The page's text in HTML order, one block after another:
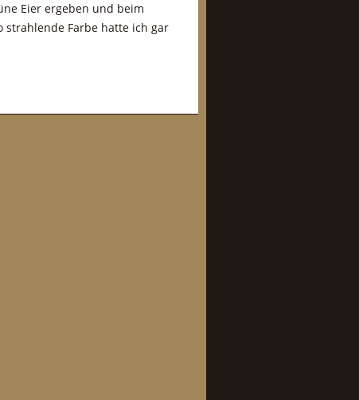
Eier ergeben und beim
strahlende Farbe hatte ich gar